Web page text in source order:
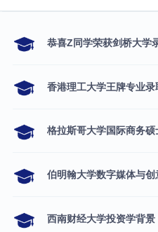
恭喜Z同学荣获剑桥大学
香港理工大学王牌专业录
格拉斯哥大学国际商务硕
伯明翰大学数字媒体与
西南财经大学投资学背